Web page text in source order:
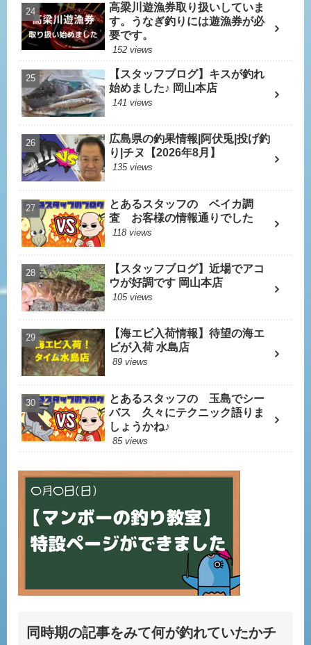
高梁川遊漁券取り扱いしていま
す。うなぎ釣りには遊漁券が必
要です。
152 views
【スタッフブログ】キスが釣れ
始めました♪ 岡山本店
141 views
広島県の釣果情報|阿伏兎|投げ釣
り|チヌ【2026年8月】
135 views
とあるスタッフの ベイカ調
査 お客様の情報通りでした
118 views
【スタッフブログ】近場でアコ
ウが好調です 岡山本店
105 views
【海エビ入荷情報】待望の海エ
ビが入荷 水島店
89 views
とあるスタッフの 玉島でシー
バス 久々にテクニック語りま
しょうかね♪
85 views
同時期の記事をみて何が釣れていたかチ